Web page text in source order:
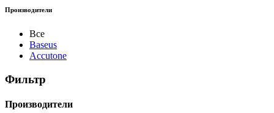
Производители
Все
Baseus
Accutone
Фильтр
Производители